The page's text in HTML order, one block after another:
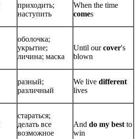
приходить;
наступить
When the time
comes
оболочка;
укрытие;
личина; маска
Until ourcover's
blown
разный;
различный
We live different
lives
стараться;
делать все
возможное
And do my best to
win